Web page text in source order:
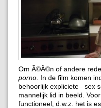
Om Ã©Ã©n of andere
porno . In de film komen
behoorlijk expliciete– sex
mannelijk lid in beeld.
functioneel, d.w.z. het is